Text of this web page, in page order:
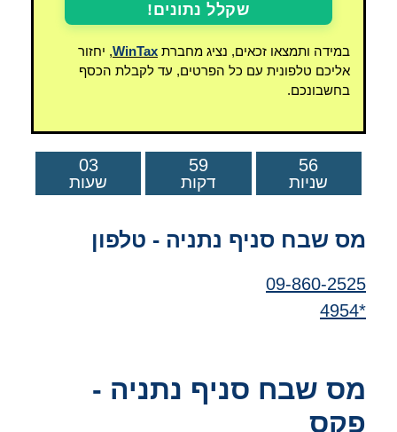
שקלל נתונים!
במידה ותמצאו זכאים, נציג מחברת WinTax, יחזור
אליכם טלפונית עם כל הפרטים, עד לקבלת הכסף
בחשבונכם.
03
שעות
59
דקות
55
שניות
מס שבח סניף נתניה - טלפון
09-860-2525
*4954
מס שבח סניף נתניה -
פקס